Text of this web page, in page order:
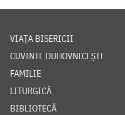
VIAȚA BISERICII
CUVINTE DUHOVNICEȘTI
FAMILIE
LITURGICĂ
BIBLIOTECĂ